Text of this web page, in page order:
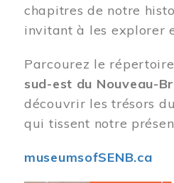
chapitres de notre
invitant à les explorer
Parcourez le
sud-est du Nouveau-
découvrir les trésors
qui tissent notre
museumsofSENB.ca